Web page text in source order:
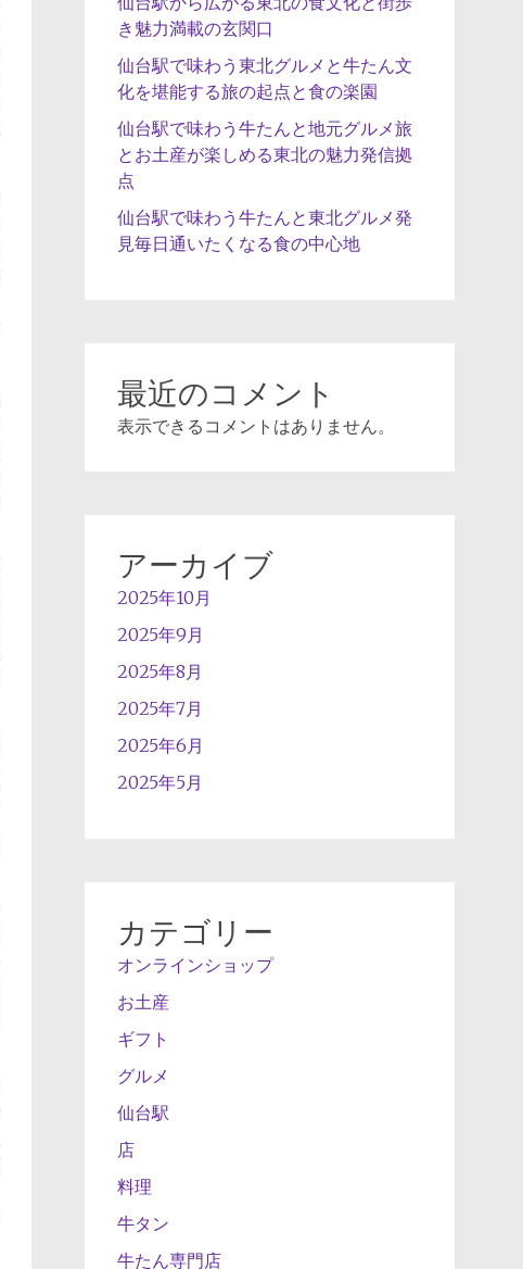
き魅力満載の玄関口
仙台駅で味わう東北グルメと牛たん文
化を堪能する旅の起点と食の楽園
仙台駅で味わう牛たんと地元グルメ旅
とお土産が楽しめる東北の魅力発信拠
点
仙台駅で味わう牛たんと東北グルメ発
見毎日通いたくなる食の中心地
最近のコメント
表示できるコメントはありません。
アーカイブ
2025年10月
2025年9月
2025年8月
2025年7月
2025年6月
2025年5月
カテゴリー
オンラインショップ
お土産
ギフト
グルメ
仙台駅
店
料理
牛タン
牛たん専門店